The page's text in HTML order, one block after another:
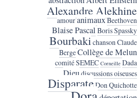
Alexandre Alekhine
amouranimauxBeethoven
Blaise Pascal Boris Spassky
BourbakichansonClaude
BergeCollège de Melun
comité SEMEC Corneille Dada
Dieu discussions oiseuses
DisparateDon Quichotte